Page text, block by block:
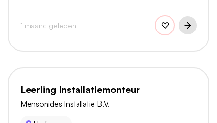
1 maand geleden
Leerling Installatiemonteur
Mensonides Installatie B.V.